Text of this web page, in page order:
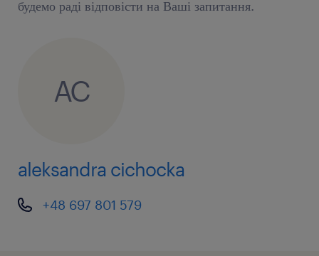
будемо раді відповісти на Ваші запитання.
AC
aleksandra cichocka
+48 697 801 579